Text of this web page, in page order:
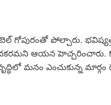
గోపురంతో పోల్చారు.
ఆయన హెచ్చరించారు.
మనం ఎంచుకున్న మార్గం